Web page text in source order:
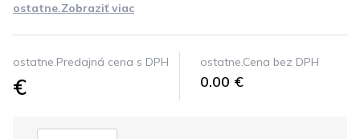
ostatne.Zobraziť viac
ostatne.Predajná cena s DPH
€
ostatne.Cena bez DPH
0.00 €